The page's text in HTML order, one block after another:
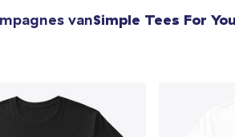
vanSimple Tees For You